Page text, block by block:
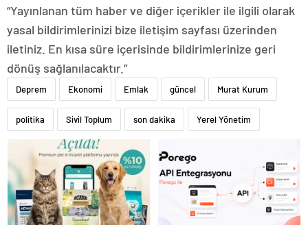
“Yayınlanan tüm haber ve diğer içerikler ile ilgili olarak
yasal bildirimlerinizi bize iletişim sayfası üzerinden
iletiniz. En kısa süre içerisinde bildirimlerinize geri
dönüş sağlanılacaktır.”
Deprem Ekonomi Emlak güncel Murat Kurum
politika Sivil Toplum son dakika Yerel Yönetim